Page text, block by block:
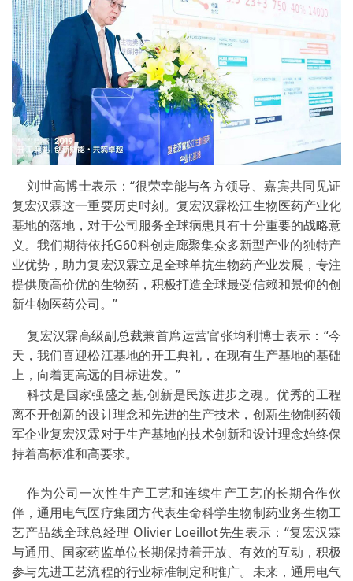
刘世高博士表示：“很荣幸能与各方领导、嘉宾共同见证
复宏汉霖这一重要历史时刻。复宏汉霖松江生物医药产业化
基地的落地，对于公司服务全球病患具有十分重要的战略意
义。我们期待依托G60科创走廊聚集众多新型产业的独特产
业优势，助力复宏汉霖立足全球单抗生物药产业发展，专注
提供质高价优的生物药，积极打造全球最受信赖和景仰的创
新生物医药公司。 ”
复宏汉霖高级副总裁兼首席运营官张均利博士表示：“今
天，我们喜迎松江基地的开工典礼，在现有生产基地的基础
上，向着更高远的目标进发。”
科技是国家强盛之基,创新是民族进步之魂。优秀的工程
离不开创新的设计理念和先进的生产技术，创新生物制药领
军企业复宏汉霖对于生产基地的技术创新和设计理念始终保
持着高标准和高要求。
作为公司一次性生产工艺和连续生产工艺的长期合作伙
伴，通用电气医疗集团方代表生命科学生物制药业务生物工
艺产品线全球总经理 Olivier Loeillot先生表示：“复宏汉霖
与通用、国家药监单位长期保持着开放、有效的互动，积极
参与先进工艺流程的行业标准制定和推广。未来，通用电气